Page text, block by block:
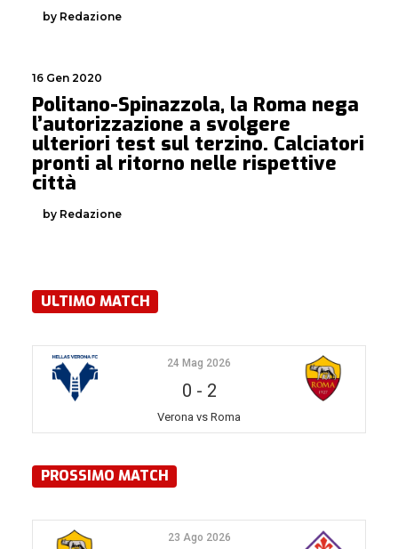
by Redazione
16 Gen 2020
Politano-Spinazzola, la Roma nega
l’autorizzazione a svolgere
ulteriori test sul terzino. Calciatori
pronti al ritorno nelle rispettive
città
by Redazione
ULTIMO MATCH
24 Mag 2026
0 - 2
Verona vs Roma
PROSSIMO MATCH
23 Ago 2026